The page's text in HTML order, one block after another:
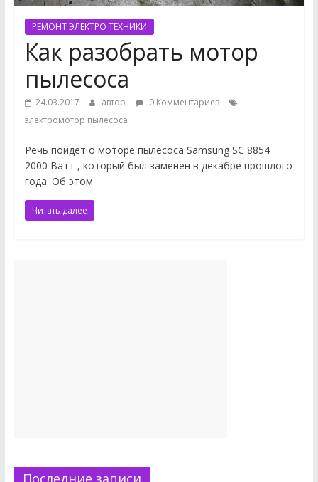
РЕМОНТ ЭЛЕКТРО ТЕХНИКИ
Как разобрать мотор
пылесоса
24.03.2017 автор
0 Комментариев
электромотор пылесоса
Речь пойдет о моторе пылесоса Samsung SC 8854
2000 Ватт , который был заменен в декабре прошлого
года. Об этом
Читать далее
Последние записи